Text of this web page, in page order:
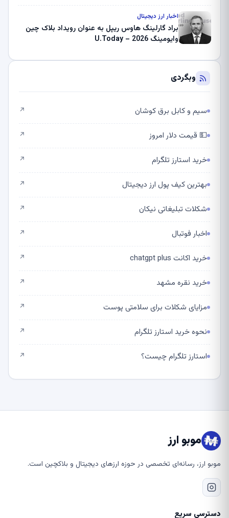
اخبار ارز دیجیتال
براد گارلینگ هاوس ریپل به عنوان رویداد بلاک چین
وایومینگ 2026 – U.Today
وبگردی
سیم و کابل برق کوشان ↗
💵 قیمت دلار امروز ↗
خرید استارز تلگرام ↗
بهترین کیف پول ارز دیجیتال ↗
شکلات تبلیغاتی نیکان ↗
اخبار فوتبال ↗
خرید اکانت chatgpt plus ↗
خرید نقره مشهد ↗
مزایای شکلات برای سلامتی پوست ↗
نحوه خرید استارز تلگرام ↗
استارز تلگرام چیست؟ ↗
موبو ارز
موبو ارز، رسانه‌ای تخصصی در حوزه ارزهای دیجیتال و بلاکچین است.
دسترسی سریع